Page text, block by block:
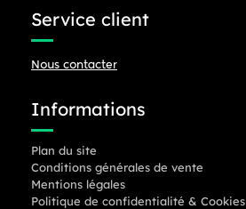
Service client
Nous contacter
Informations
Plan du site
Conditions générales de vente
Mentions légales
Politique de confidentialité & Cookies